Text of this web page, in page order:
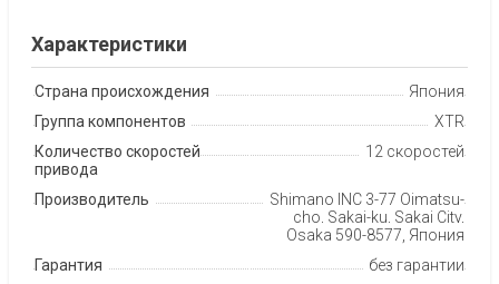
Характеристики
Страна происхождения
Япония
Группа компонентов
XTR
Количество скоростей
привода
12 скоростей
Производитель
Shimano INC 3-77 Oimatsu-
cho, Sakai-ku, Sakai City,
Osaka 590-8577, Япония
Гарантия
без гарантии